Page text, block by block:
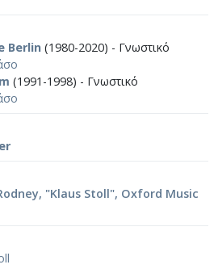
Berlin (1980-2020) - Γνωστικό
(1991-1998) - Γνωστικό
"Klaus Stoll", Oxford Music